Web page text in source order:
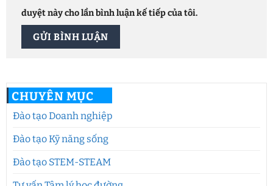
CHUYÊN MỤC
Đào tạo Doanh nghiệp
Đào tạo Kỹ năng sống
Đào tạo STEM-STEAM
duyệt này cho lần bình luận kế tiếp của tôi.